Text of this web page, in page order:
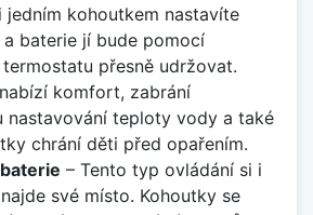
jedním kohoutkem nastavíte
baterie jí bude pomocí
přesně udržovat.
komfort, zabrání
nastavování teploty vody a také
chrání děti před opařením.
– Tento typ ovládání si i
své místo. Kohoutky se